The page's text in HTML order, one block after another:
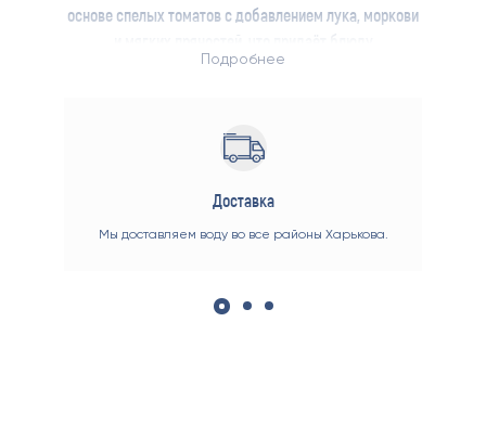
основе спелых томатов с добавлением лука, моркови
сбалансированную сладко-кислую ноту.
Подробнее
Доставка
Мы доставляем воду во все районы Харькова.